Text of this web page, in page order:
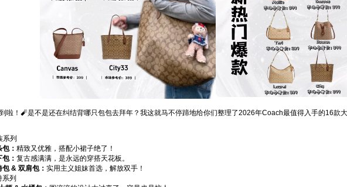
啦！🧨是不是还在纠结背哪只包包去拜年？我这就马不停蹄地给你们整理了2026年Coach最值得入手的16款
系列
： 精致又优雅，搭配小裙子绝了！
： 复古感满满，是永远的穿搭天花板。
& 双肩包： 实用主义姐妹首选，解放双手！
系列